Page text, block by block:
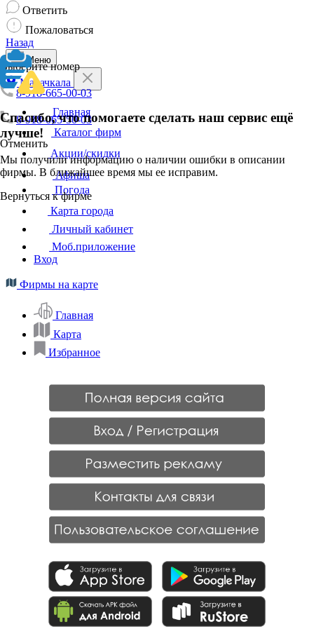
Ответить
Пожаловаться
Назад
Выберите номер
8-918-665-00-03
8-918-065-50-03
Отменить
Спасибо, что помогаете сделать наш сервис ещё
лучше!
Мы получили информацию о наличии ошибки в описании
фирмы. В ближайшее время мы ее исправим.
Вернуться к фирме
Меню
Махачкала
Главная
Каталог фирм
Акции/скидки
Афиша
Погода
Карта города
Личный кабинет
Моб.приложение
Вход
Фирмы на карте
Главная
Карта
Избранное